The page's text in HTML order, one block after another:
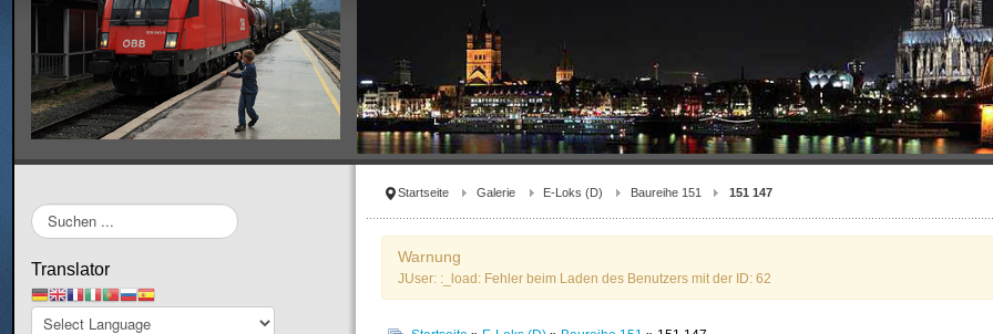
Startseite Galerie E-Loks (D) Baureihe 151 151 147
Warnung
JUser: :_load: Fehler beim Laden des Benutzers mit der ID: 62
Suchen
...
Translator